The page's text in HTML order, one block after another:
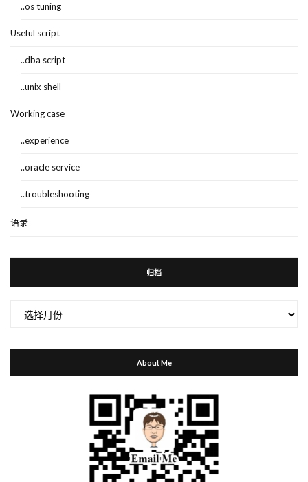
..os tuning
Useful script
..dba script
..unix shell
Working case
..experience
..oracle service
..troubleshooting
语录
归档
About Me